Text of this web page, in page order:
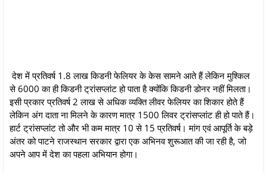
देश में प्रतिवर्ष 1.8 लाख किडनी फेलियर के केस सामने आते हैं लेकिन मुश्किल
से 6000 का ही किडनी ट्रांसप्लांट हो पाता है क्योंकि किडनी डोनर नहीं मिलता।
इसी प्रकार प्रतिवर्ष 2 लाख से अधिक व्यक्ति लीवर फेलियर का शिकार होते हैं
लेकिन अंग दाता ना मिलने के कारण मात्र 1500 लिवर ट्रांसप्लांट ही हो पाते हैं।
हार्ट ट्रांसप्लांट तो और भी कम मात्र 10 से 15 प्रतिवर्ष। मांग एवं आपूर्ति के बड़े
अंतर को पाटने राजस्थान सरकार द्वारा एक अभिनव शुरूआत की जा रही है, जो
अपने आप में देश का पहला अभियान होगा।